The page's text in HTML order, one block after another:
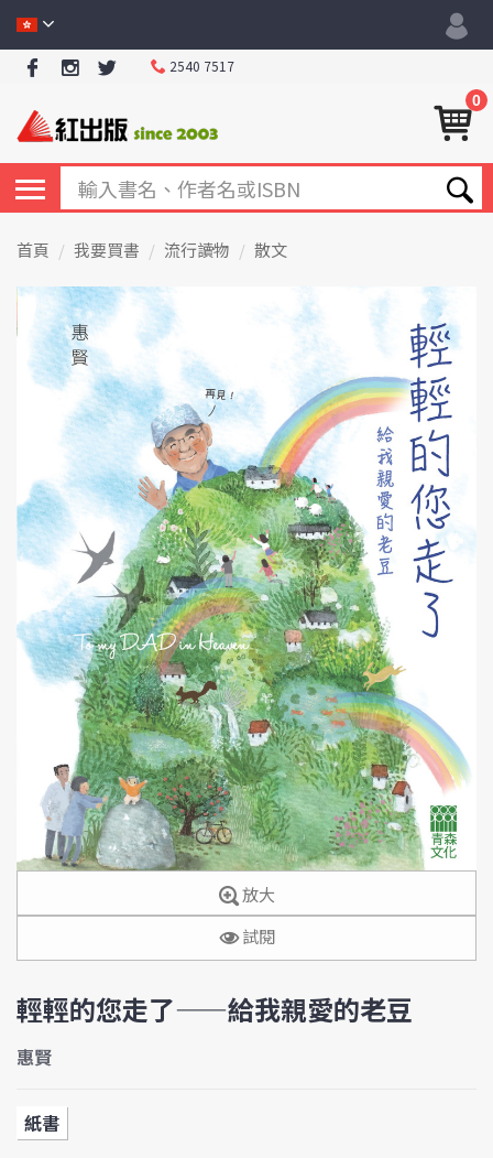
2540 7517
0
首頁 我要買書 流行讀物 散文
放大
試閱
輕輕的您走了——給我親愛的老豆
惠賢
紙書